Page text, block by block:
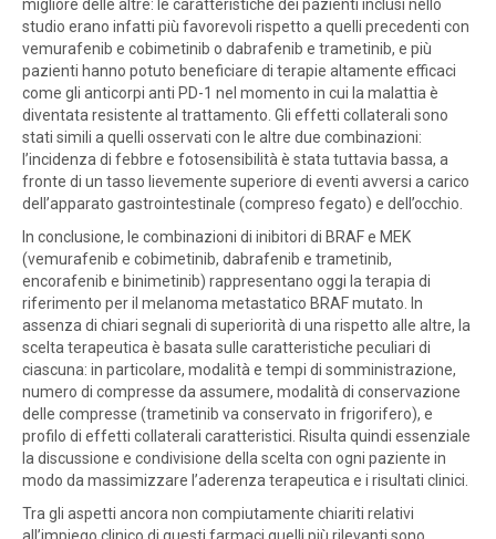
migliore delle altre: le caratteristiche dei pazienti inclusi nello
studio erano infatti più favorevoli rispetto a quelli precedenti con
vemurafenib e cobimetinib o dabrafenib e trametinib, e più
pazienti hanno potuto beneficiare di terapie altamente efficaci
come gli anticorpi anti PD-1 nel momento in cui la malattia è
diventata resistente al trattamento. Gli effetti collaterali sono
stati simili a quelli osservati con le altre due combinazioni:
l’incidenza di febbre e fotosensibilità è stata tuttavia bassa, a
fronte di un tasso lievemente superiore di eventi avversi a carico
dell’apparato gastrointestinale (compreso fegato) e dell’occhio.
In conclusione, le combinazioni di inibitori di BRAF e MEK
(vemurafenib e cobimetinib, dabrafenib e trametinib,
encorafenib e binimetinib) rappresentano oggi la terapia di
riferimento per il melanoma metastatico BRAF mutato. In
assenza di chiari segnali di superiorità di una rispetto alle altre, la
scelta terapeutica è basata sulle caratteristiche peculiari di
ciascuna: in particolare, modalità e tempi di somministrazione,
numero di compresse da assumere, modalità di conservazione
delle compresse (trametinib va conservato in frigorifero), e
profilo di effetti collaterali caratteristici. Risulta quindi essenziale
la discussione e condivisione della scelta con ogni paziente in
modo da massimizzare l’aderenza terapeutica e i risultati clinici.
Tra gli aspetti ancora non compiutamente chiariti relativi
all’impiego clinico di questi farmaci quelli più rilevanti sono